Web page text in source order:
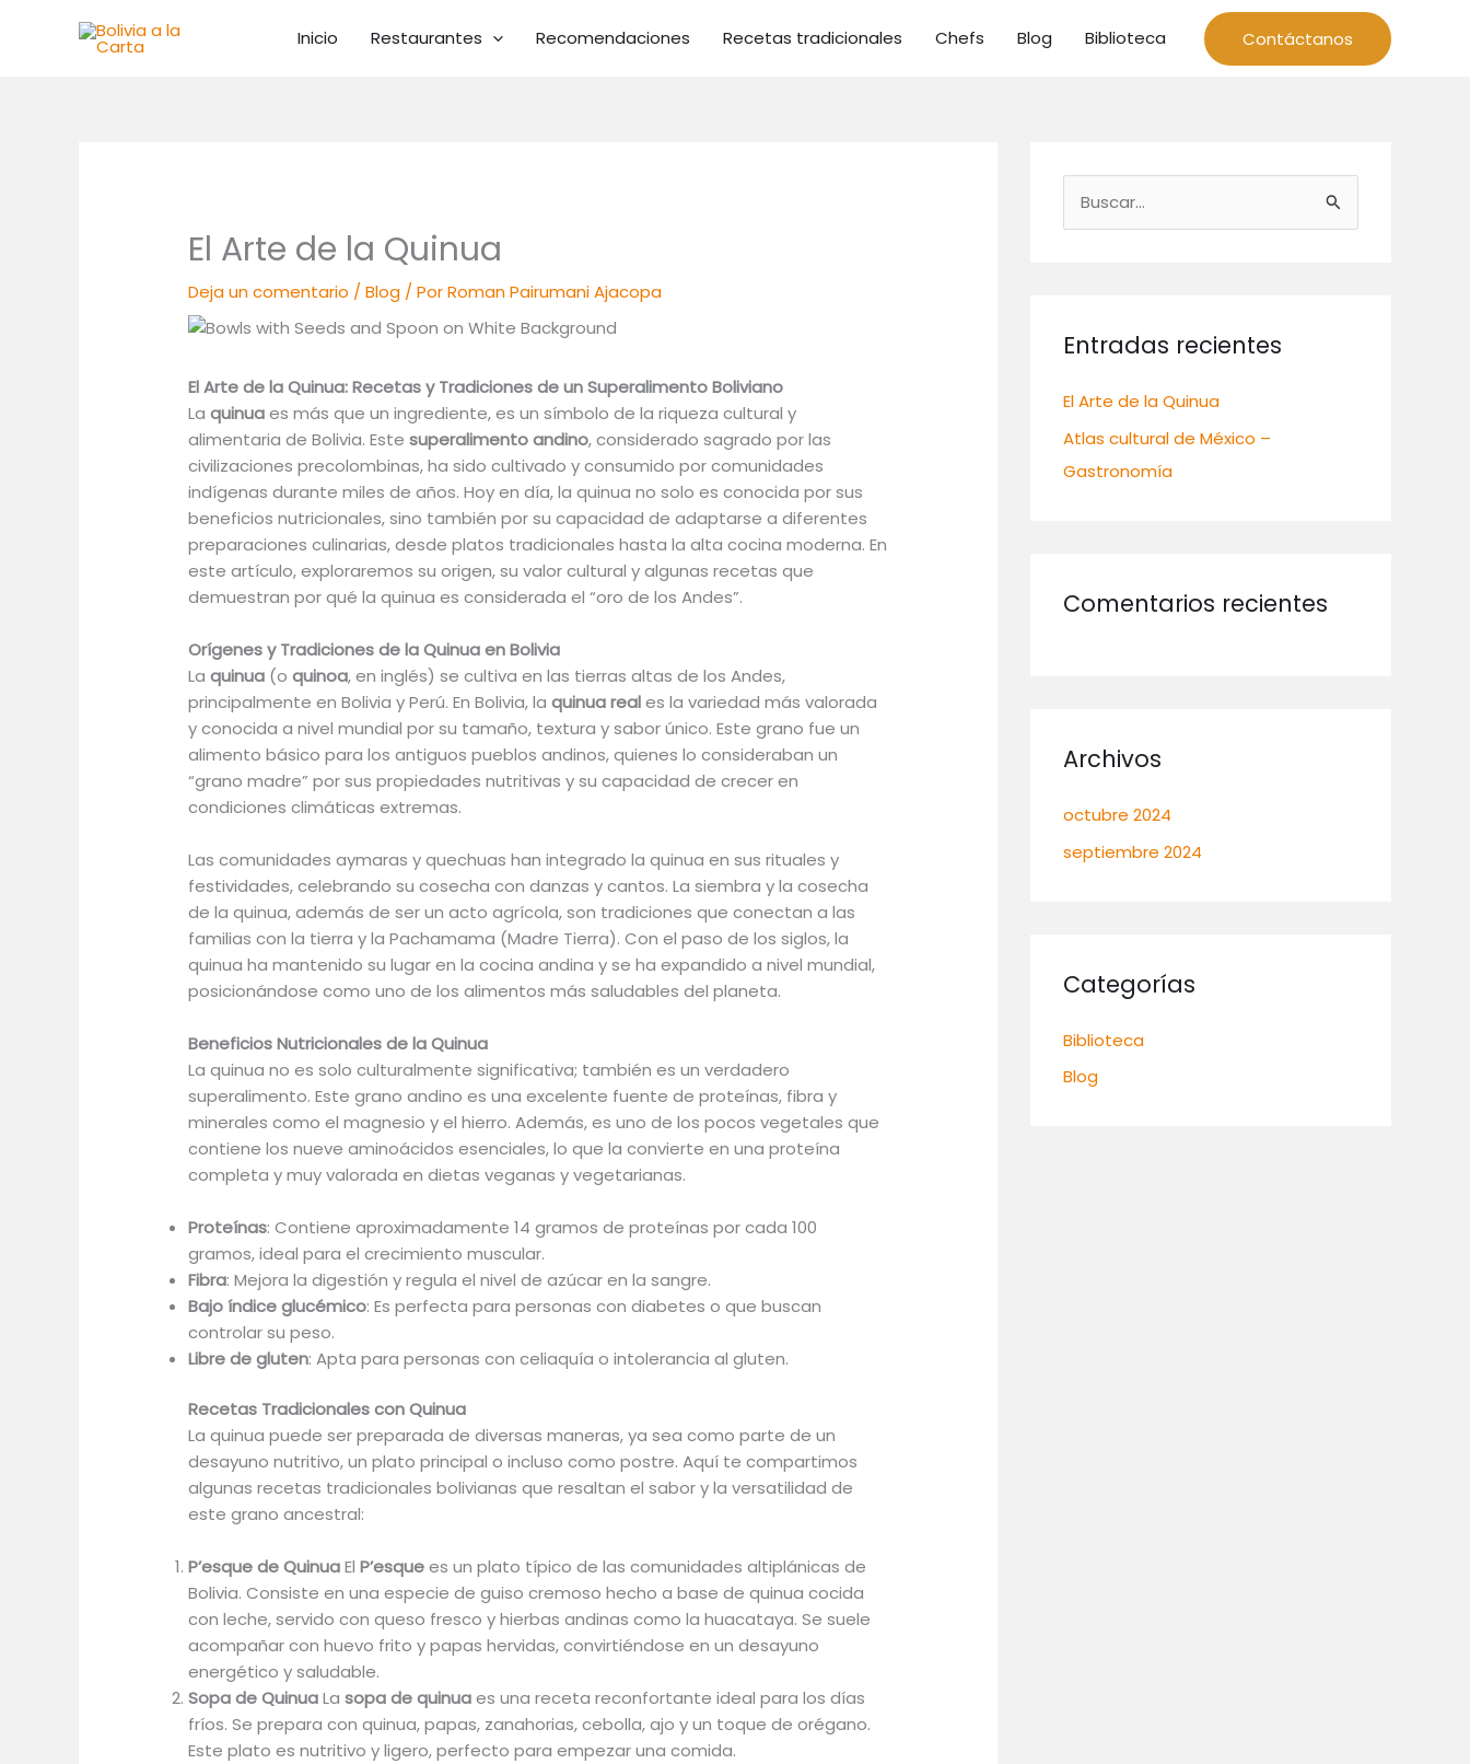
Inicio Restaurantes Recomendaciones Recetas tradicionales Chefs Blog Biblioteca Contáctanos
El Arte de la Quinua
Deja un comentario /Blog / PorRoman Pairumani Ajacopa
El Arte de la Quinua: Recetas y Tradiciones de un Superalimento Boliviano
Laquinuaes más que un ingrediente, es un símbolo de la riqueza cultural y
alimentaria de Bolivia. Estesuperalimento andino, considerado sagrado por las
civilizaciones precolombinas, ha sido cultivado y consumido por comunidades
indígenas durante miles de años. Hoy en día, la quinua no solo es conocida por sus
beneficios nutricionales, sino también por su capacidad de adaptarse a diferentes
preparaciones culinarias, desde platos tradicionales hasta la alta cocina moderna. En
este artículo, exploraremos su origen, su valor cultural y algunas recetas que
demuestran por qué la quinua es considerada el “oro de los Andes”.
Orígenes y Tradiciones de la Quinua en Bolivia
Laquinua (oquinoa, en inglés) se cultiva en las tierras altas de los Andes,
principalmente en Bolivia y Perú. En Bolivia, laquinua reales la variedad más valorada
y conocida a nivel mundial por su tamaño, textura y sabor único. Este grano fue un
alimento básico para los antiguos pueblos andinos, quienes lo consideraban un
“grano madre” por sus propiedades nutritivas y su capacidad de crecer en
condiciones climáticas extremas.
Las comunidades aymaras y quechuas han integrado la quinua en sus rituales y
festividades, celebrando su cosecha con danzas y cantos. La siembra y la cosecha
de la quinua, además de ser un acto agrícola, son tradiciones que conectan a las
familias con la tierra y la Pachamama (Madre Tierra). Con el paso de los siglos, la
quinua ha mantenido su lugar en la cocina andina y se ha expandido a nivel mundial,
posicionándose como uno de los alimentos más saludables del planeta.
Beneficios Nutricionales de la Quinua
La quinua no es solo culturalmente significativa; también es un verdadero
superalimento. Este grano andino es una excelente fuente de proteínas, fibra y
minerales como el magnesio y el hierro. Además, es uno de los pocos vegetales que
contiene los nueve aminoácidos esenciales, lo que la convierte en una proteína
completa y muy valorada en dietas veganas y vegetarianas.
Proteínas: Contiene aproximadamente 14 gramos de proteínas por cada 100
gramos, ideal para el crecimiento muscular.
Fibra: Mejora la digestión y regula el nivel de azúcar en la sangre.
Bajo índice glucémico: Es perfecta para personas con diabetes o que buscan
controlar su peso.
Libre de gluten: Apta para personas con celiaquía o intolerancia al gluten.
Recetas Tradicionales con Quinua
La quinua puede ser preparada de diversas maneras, ya sea como parte de un
desayuno nutritivo, un plato principal o incluso como postre. Aquí te compartimos
algunas recetas tradicionales bolivianas que resaltan el sabor y la versatilidad de
este grano ancestral:
P’esque de QuinuaElP’esquees un plato típico de las comunidades altiplánicas de
Bolivia. Consiste en una especie de guiso cremoso hecho a base de quinua cocida
con leche, servido con queso fresco y hierbas andinas como la huacataya. Se suele
acompañar con huevo frito y papas hervidas, convirtiéndose en un desayuno
energético y saludable.
Sopa de QuinuaLasopa de quinuaes una receta reconfortante ideal para los días
fríos. Se prepara con quinua, papas, zanahorias, cebolla, ajo y un toque de orégano.
Este plato es nutritivo y ligero, perfecto para empezar una comida.
rEntradas recientes
El Arte de la Quinua
Atlas cultural de México –
Gastronomía
Comentarios recientes
Archivos
octubre 2024
septiembre 2024
Categorías
Biblioteca
Blog